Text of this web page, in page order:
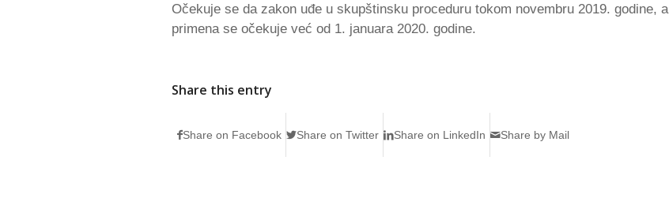
Očekuje se da zakon uđe u skupštinsku proceduru tokom novembru 2019. godine, a
primena se očekuje već od 1. januara 2020. godine.
Share this entry
Share on Facebook Share on Twitter Share on LinkedIn Share by Mail